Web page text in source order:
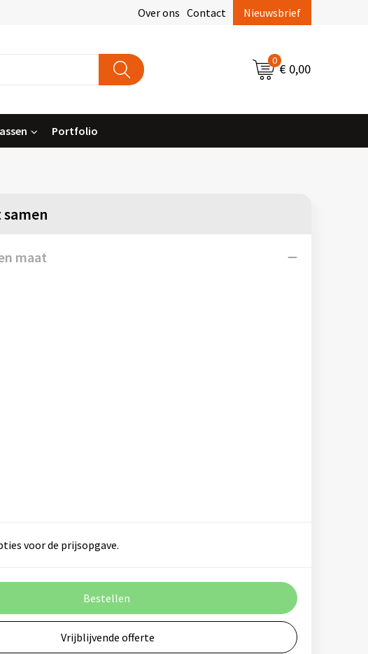
Over ons Contact Nieuwsbrief
0
€ 0,00
Portfolio
maat
voor de prijsopgave.
Bestellen
Vrijblijvende offerte